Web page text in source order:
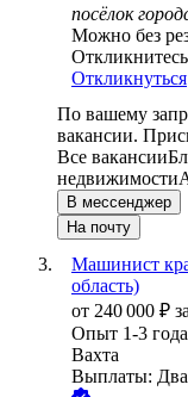
посёлок
Можно без
Откликнуться
По вашему
вакансии.
Все вакансии
недвижимости
В мессенджер
На почту
Машинист
область)
от 240 000 ₽
Опыт 1-3 года
Вахта
Выплаты: Два